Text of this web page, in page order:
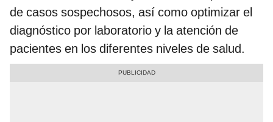
de casos sospechosos, así como optimizar el
diagnóstico por laboratorio y la atención de
pacientes en los diferentes niveles de salud.